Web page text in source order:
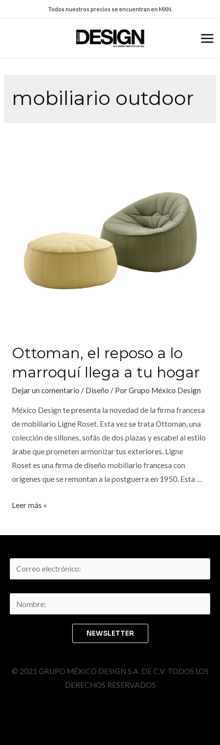
Todos nuestros precios se encuentran en MXN.
mobiliario outdoor
Ottoman, el reposo a lo
marroquí llega a tu hogar
Dejar un comentario / Diseño / PorGrupo México Design
México Design te presenta la novedad de la firma francesa
de mobiliario Ligne Roset. Esta vez se trata Ottoman, una
colección de sillones, sofás de dos plazas y escabel al estilo
árabe que prometen armonizar tus exteriores. Ligne
Roset es una firma de diseño mobiliario francesa con
orígenes que se remontan a la postguerra en 1950. Esta …
Leer más »
© 2021 GRUPO MÉXICO DESIGN S.A. DE C.V. TODOS LOS
DERECHOS RESERVADOS